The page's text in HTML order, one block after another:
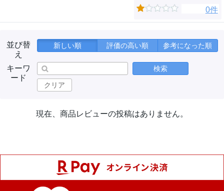
0件
並び替
え
新しい順 評価の高い順 参考になった順
キーワ
ード
検索
クリア
現在、商品レビューの投稿はありません。